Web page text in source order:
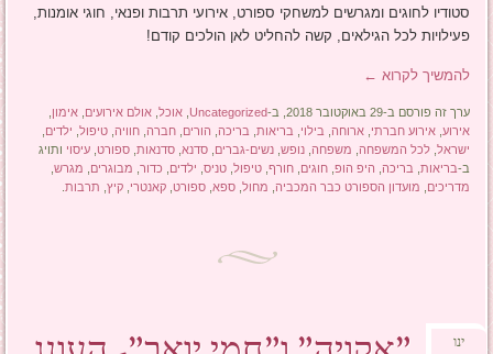
סטודיו לחוגים ומגרשים למשחקי ספורט, אירועי תרבות ופנאי, חוגי אומנות,
פעילויות לכל הגילאים, קשה להחליט לאן הולכים קודם!
להמשיך לקרוא ←
ערך זה פורסם ב-29 באוקטובר 2018, ב- Uncategorized
,אוכל ,אולם אירועים ,אימון
אירוע ,אירוע חברתי ,ארוחה בילוי בריאות בריכה הורים ,חברה ,חוויה ,טיפול ילדים
ישראל ,לכל המשפחה משפחה ,נופש ,נשים-גברים ,סדנא ,סדנאות ,ספורט ,עיסוי ותויג
ב-בריאות בריכה היפ הופ ,חוגים ,חורף ,טיפול ,טניס ילדים כדור מבוגרים מגרש
מדריכים
מועדון הספורט כבר המכביה מחול ,ספא ,ספורט ,קאנטרי ,קיץ תרבות
ינו